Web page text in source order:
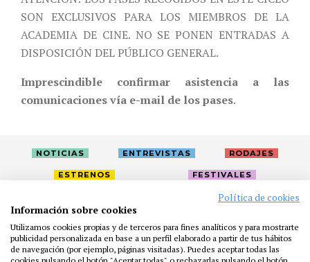
SON EXCLUSIVOS PARA LOS MIEMBROS DE LA
ACADEMIA DE CINE. NO SE PONEN ENTRADAS A
DISPOSICIÓN DEL PÚBLICO GENERAL.
Imprescindible confirmar asistencia a las
comunicaciones vía e-mail de los pases.
NOTICIAS ENTREVISTAS RODAJES
ESTRENOS FESTIVALES
PRENSA
FUNDACIÓN RESIDENCIAS
AYUDAS
Política de cookies
Información sobre cookies
Utilizamos cookies propias y de terceros para fines analíticos y para mostrarte
publicidad personalizada en base a un perfil elaborado a partir de tus hábitos
de navegación (por ejemplo, páginas visitadas). Puedes aceptar todas las